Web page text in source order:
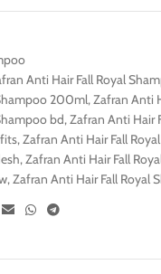
Anti Hair Fall Royal
200ml, Zafran Anti
bd, Zafran Anti Hair
, Zafran Anti Hair Fall
, Zafran Anti Hair Fall
, Zafran Anti Hair Fall Royal